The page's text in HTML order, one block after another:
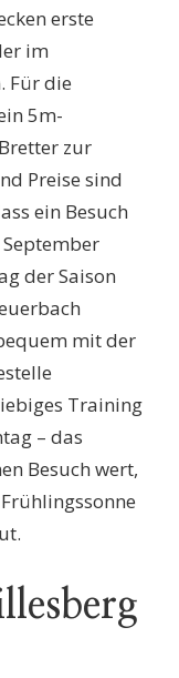
erste
im
Für die
5m-
zur
Preise sind
ein Besuch
der Saison
mit der
Training
– das
Besuch wert,